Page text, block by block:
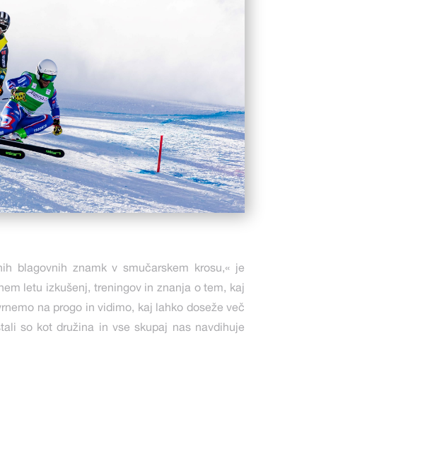
blagovnih znamk v smučarskem krosu,« je
letu izkušenj, treningov in znanja o tem, kaj
na progo in vidimo, kaj lahko doseže več
so kot družina in vse skupaj nas navdihuje